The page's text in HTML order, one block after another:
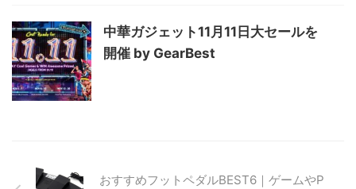
中華ガジェット11月11日大セールを
開催 by GearBest
おすすめフットペダルBEST6｜ゲームやP